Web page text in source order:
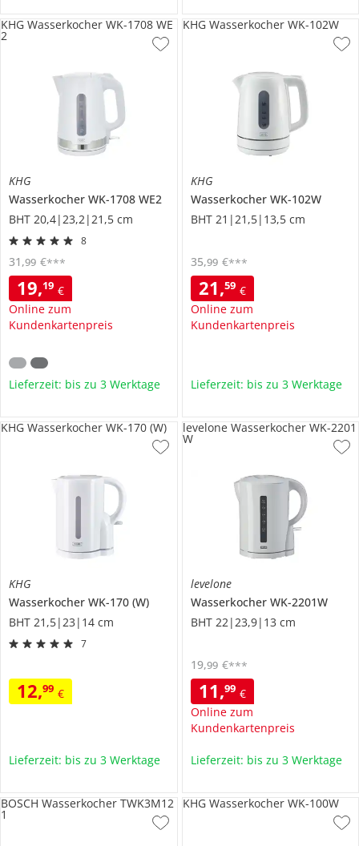
KHG
Wasserkocher WK-1708 WE2
BHT 20,4|23,2|21,5 cm
8
19,19 €
Online zum
Kundenkartenpreis
31 ,99 €***
KHG Wasserkocher WK-1708 WE
2
Lieferzeit: bis zu 3 Werktage
KHG
Wasserkocher WK-102W
BHT 21|21,5|13,5 cm
21,59 €
Online zum
Kundenkartenpreis
35,99 €***
KHG Wasserkocher WK-102W
Lieferzeit: bis zu 3 Werktage
KHG
Wasserkocher WK-170 (W)
BHT 21,5|23|14 cm
7
12,99 €
KHG Wasserkocher WK-170 (W)
Lieferzeit: bis zu 3 Werktage
levelone
Wasserkocher WK-2201W
BHT 22|23,9|13 cm
11,99 €
Online zum
Kundenkartenpreis
19,99 €***
levelone Wasserkocher WK-2201
W
Lieferzeit: bis zu 3 Werktage
BOSCH Wasserkocher TWK3M12
1
KHG Wasserkocher WK-100W